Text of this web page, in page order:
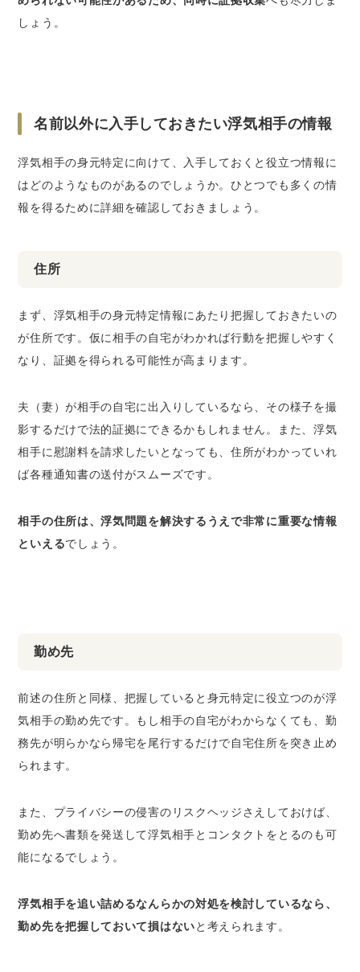
しょう。
名前以外に入手しておきたい浮気相手の情報
浮気相手の身元特定に向けて、入手しておくと役立つ情報に
はどのようなものがあるのでしょうか。ひとつでも多くの情
報を得るために詳細を確認しておきましょう。
住所
まず、浮気相手の身元特定情報にあたり把握しておきたいの
が住所です。仮に相手の自宅がわかれば行動を把握しやすく
なり、証拠を得られる可能性が高まります。
夫（妻）が相手の自宅に出入りしているなら、その様子を撮
影するだけで法的証拠にできるかもしれません。また、浮気
相手に慰謝料を請求したいとなっても、住所がわかっていれ
ば各種通知書の送付がスムーズです。
相手の住所は、浮気問題を解決するうえで非常に重要な情報
といえるでしょう。
勤め先
前述の住所と同様、把握していると身元特定に役立つのが浮
気相手の勤め先です。もし相手の自宅がわからなくても、勤
務先が明らかなら帰宅を尾行するだけで自宅住所を突き止め
られます。
また、プライバシーの侵害のリスクヘッジさえしておけば、
勤め先へ書類を発送して浮気相手とコンタクトをとるのも可
能になるでしょう。
浮気相手を追い詰めるなんらかの対処を検討しているなら、
勤め先を把握しておいて損はないと考えられます。